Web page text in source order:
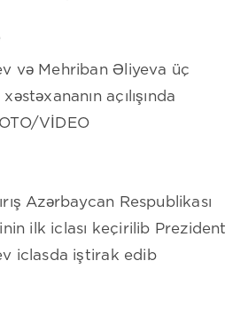
və Mehriban Əliyeva üç
açılışında
VİDEO
Azərbaycan Respublikası
ilk iclası keçirilib Prezident
iclasda iştirak edib